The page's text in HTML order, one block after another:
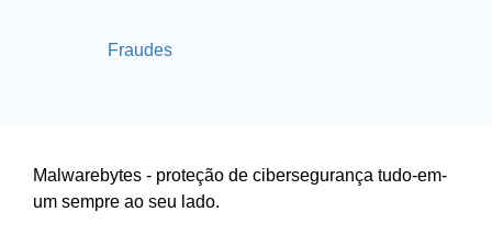
Fraudes
Malwarebytes - proteção de cibersegurança tudo-em-
um sempre ao seu lado.